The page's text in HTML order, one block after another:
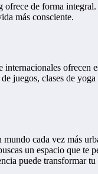
ofrece de forma integral.
más consciente.
ofrecen
juegos, clases de yoga
mundo cada vez más
un espacio que te
puede transformar